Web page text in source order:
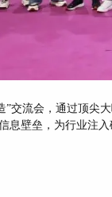
”交流会，通过顶尖
息壁垒，为行业注